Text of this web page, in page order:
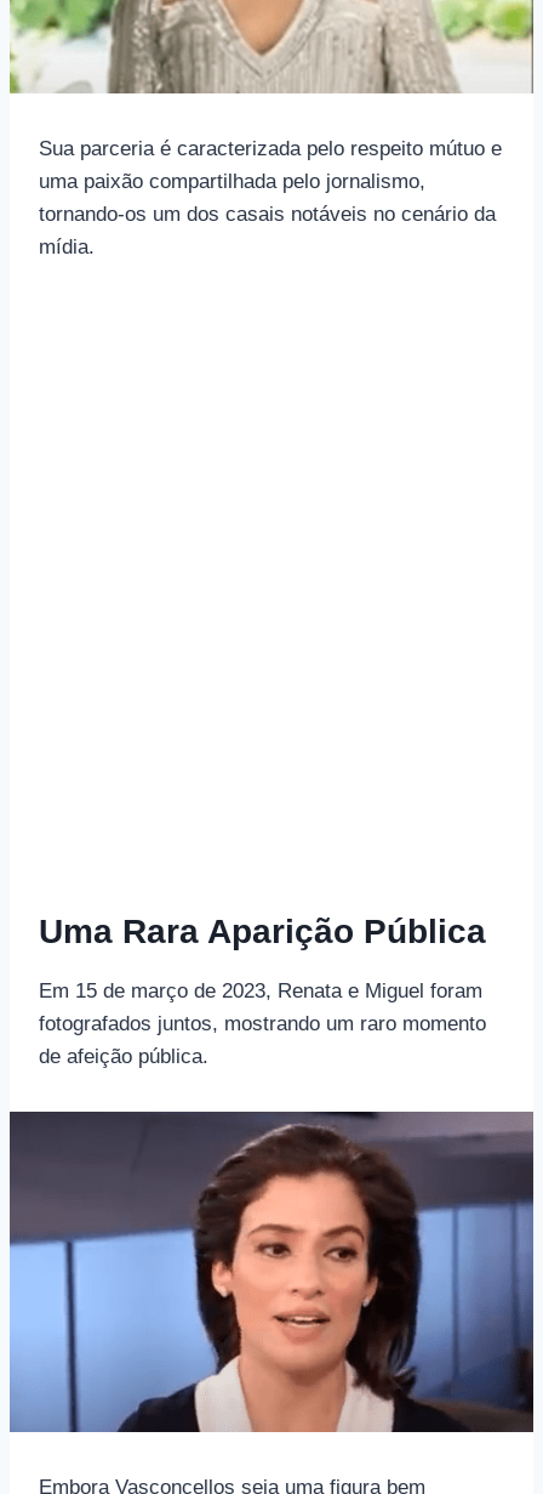
Sua parceria é caracterizada pelo respeito mútuo e
uma paixão compartilhada pelo jornalismo,
tornando-os um dos casais notáveis ​​no cenário da
mídia.
Uma Rara Aparição Pública
Em 15 de março de 2023, Renata e Miguel foram
fotografados juntos, mostrando um raro momento
de afeição pública.
Embora Vasconcellos seja uma figura bem